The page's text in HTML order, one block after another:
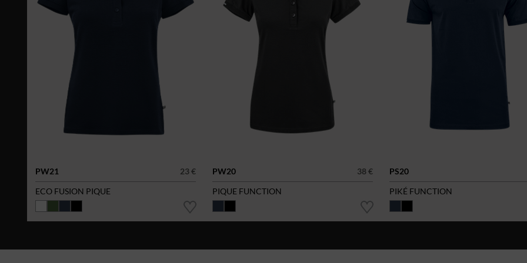
PW21
23 €
ECO FUSION PIQUE
PW20
38 €
PIQUE FUNCTION
PS20
PIKÉ FUNCTION